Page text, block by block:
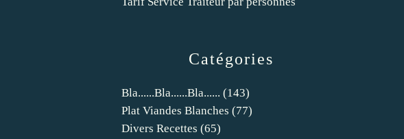
Catégories
Bla......bla......bla...... (143)
Plat Viandes Blanches (77)
Divers Recettes (65)